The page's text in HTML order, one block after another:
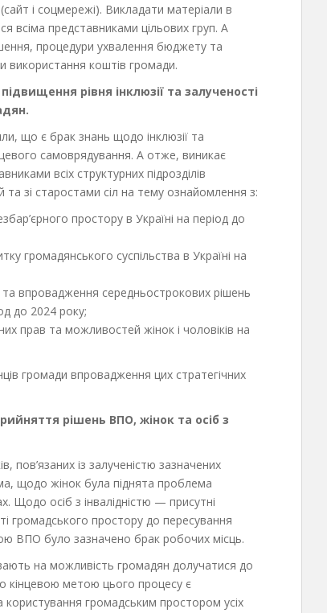
і соцмережі). Викладати матеріали в
всіма представниками цільових груп. А
процедури ухвалення бюджету та
використання коштів громади.
рівня інклюзії та залученості
що є брак знань щодо інклюзії та
самоврядування. А отже, виникає
всіх структурних підрозділів
та зі старостами сіл на тему ознайомлення з:
простору в Україні на період до
громадянського суспільства в Україні на
впровадження середньострокових рішень
до 2024 року;
прав та можливостей жінок і чоловіків на
громади впровадження цих стратегічних
рішень ВПО, жінок та осіб з
пов’язаних із залученістю зазначених
щодо жінок була піднята проблема
Щодо осіб з інвалідністю — присутні
громадського простору до пересування
ВПО було зазначено брак робочих місць.
на можливість громадян долучатися до
кінцевою метою цього процесу є
громадським простором усіх